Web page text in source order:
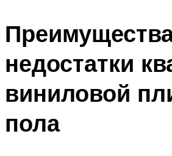
недостатки
виниловой
пола